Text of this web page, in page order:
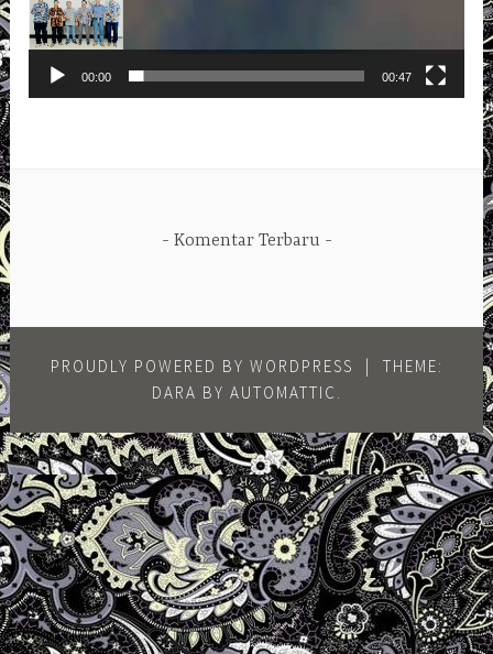
00:00 00:47
Komentar Terbaru
PROUDLY POWERED BY WORDPRESS |
THEME:
DARA BY AUTOMATTIC .